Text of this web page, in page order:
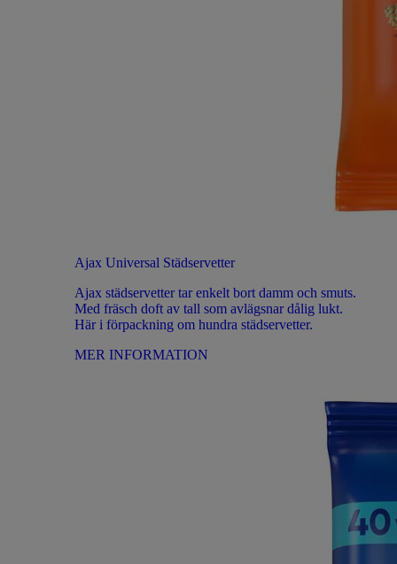
Ajax Universal Städservetter
Ajax städservetter tar enkelt bort damm och smuts.
Med fräsch doft av tall som avlägsnar dålig lukt.
Här i förpackning om hundra städservetter.
MER INFORMATION